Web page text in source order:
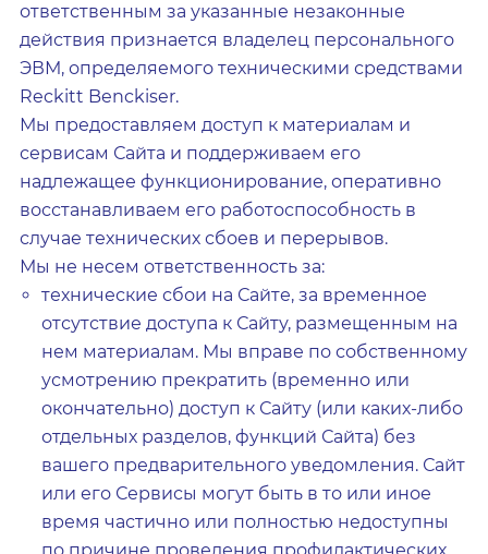
ответственным за указанные незаконные
действия признается владелец персонального
ЭВМ, определяемого техническими средствами
Reckitt Benckiser.
Мы предоставляем доступ к материалам и
сервисам Сайта и поддерживаем его
надлежащее функционирование, оперативно
восстанавливаем его работоспособность в
случае технических сбоев и перерывов.
Мы не несем ответственность за:
технические сбои на Сайте, за временное
отсутствие доступа к Сайту, размещенным на
нем материалам. Мы вправе по собственному
усмотрению прекратить (временно или
окончательно) доступ к Сайту (или каких-либо
отдельных разделов, функций Сайта) без
вашего предварительного уведомления. Сайт
или его Сервисы могут быть в то или иное
время частично или полностью недоступны